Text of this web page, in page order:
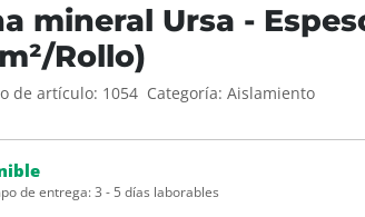
mineral Ursa -
Rollo)
de artículo: 1054 Categoría: Aislamiento
de entrega:3 - 5 días laborables